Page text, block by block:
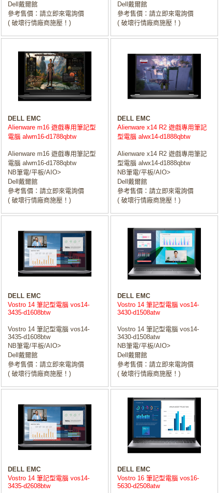
Dell戴爾館
參考售價：請立即來電詢價
( 破壞行情廠商施壓！)
Dell戴爾館
參考售價：請立即來電詢價
( 破壞行情廠商施壓！)
DELL EMC
Alienware m16 遊戲專用筆記型
電腦 alwm16-d1788qbtw
Alienware m16 遊戲專用筆記型
電腦 alwm16-d1788qbtw
NB筆電/平板/AIO>
Dell戴爾館
參考售價：請立即來電詢價
( 破壞行情廠商施壓！)
DELL EMC
Alienware x14 R2 遊戲專用筆記
型電腦 alwx14-d1888qbtw
Alienware x14 R2 遊戲專用筆記
型電腦 alwx14-d1888qbtw
NB筆電/平板/AIO>
Dell戴爾館
參考售價：請立即來電詢價
( 破壞行情廠商施壓！)
DELL EMC
Vostro 14 筆記型電腦 vos14-
3435-d1608btw
Vostro 14 筆記型電腦 vos14-
3435-d1608btw
NB筆電/平板/AIO>
Dell戴爾館
參考售價：請立即來電詢價
( 破壞行情廠商施壓！)
DELL EMC
Vostro 14 筆記型電腦 vos14-
3430-d1508atw
Vostro 14 筆記型電腦 vos14-
3430-d1508atw
NB筆電/平板/AIO>
Dell戴爾館
參考售價：請立即來電詢價
( 破壞行情廠商施壓！)
DELL EMC
Vostro 14 筆記型電腦 vos14-
3435-d2608btw
DELL EMC
Vostro 16 筆記型電腦 vos16-
5630-d2508atw